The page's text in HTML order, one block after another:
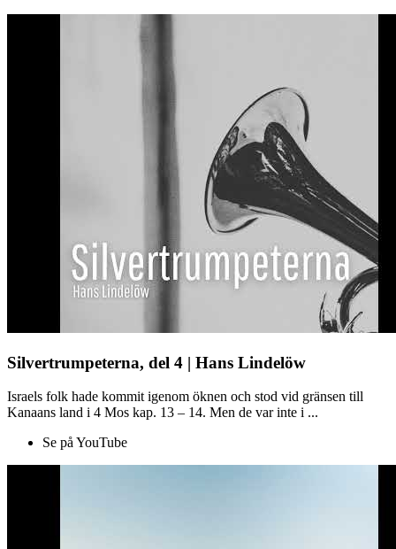
Silvertrumpeterna, del 4 | Hans Lindelöw
Israels folk hade kommit igenom öknen och stod vid gränsen till
Kanaans land i 4 Mos kap. 13 – 14. Men de var inte i ...
Se på YouTube